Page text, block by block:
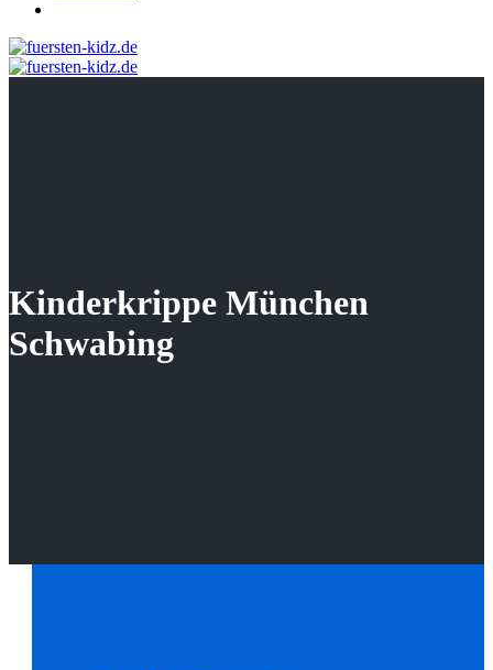
Kinderkrippe München
Schwabing